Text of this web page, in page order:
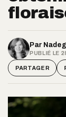
Par
PUBLIÉ LE
PARTAGER